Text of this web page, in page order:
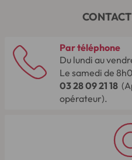
Par téléphone
Du lundi au
Le samedi de
03 28 09 21 18
opérateur).